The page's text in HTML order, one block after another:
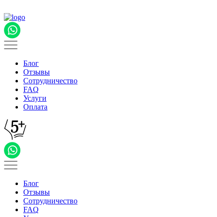
Блог
Отзывы
Сотрудничество
FAQ
Услуги
Оплата
Блог
Отзывы
Сотрудничество
FAQ